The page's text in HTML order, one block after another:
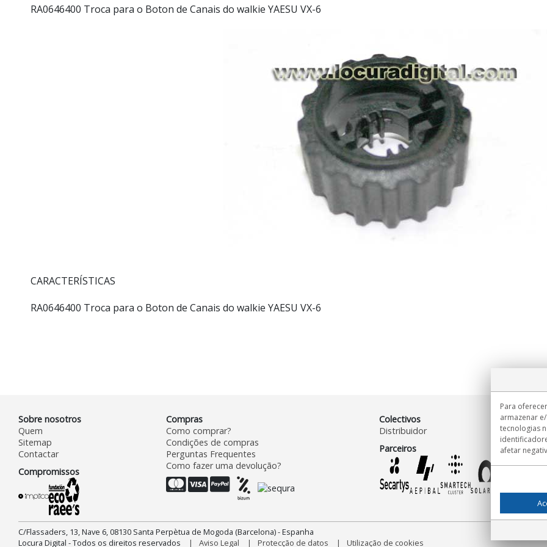
RA0646400 Troca para o Boton de Canais do walkie YAESU VX-6
CARACTERÍSTICAS
RA0646400 Troca para o Boton de Canais do walkie YAESU VX-6
Sobre nosotros
Quem
Sitemap
Contactar
Compromissos
Compras
Como comprar?
Condições de compras
Perguntas Frequentes
Como fazer uma devolução?
Colectivos
Distribuidor
Parceiros
C/Flassaders, 13, Nave 6, 08130 Santa Perpètua de Mogoda (Barcelona) - Espanha
Locura Digital - Todos os direitos reservados
Aviso Legal Protecção de datos Utilização de cookies
Para
armazenar
tecnologias
afetar